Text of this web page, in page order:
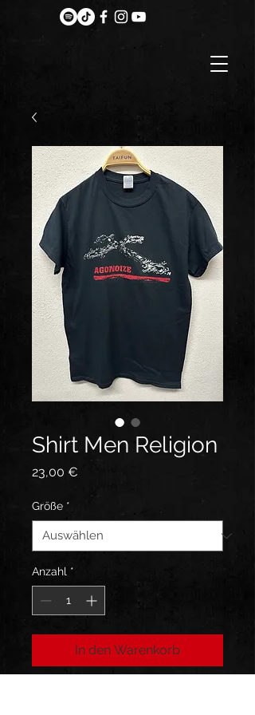
Shirt Men Religion
23,00 €
Größe *
Anzahl *
In den Warenkorb